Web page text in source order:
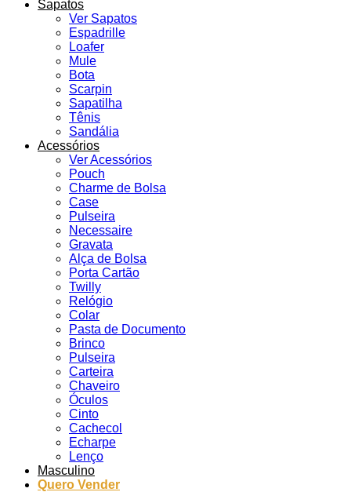
Sapatos
Ver Sapatos
Espadrille
Loafer
Mule
Bota
Scarpin
Sapatilha
Tênis
Sandália
Acessórios
Ver Acessórios
Pouch
Charme de Bolsa
Case
Pulseira
Necessaire
Gravata
Alça de Bolsa
Porta Cartão
Twilly
Relógio
Colar
Pasta de Documento
Brinco
Pulseira
Carteira
Chaveiro
Óculos
Cinto
Cachecol
Echarpe
Lenço
Masculino
Quero Vender